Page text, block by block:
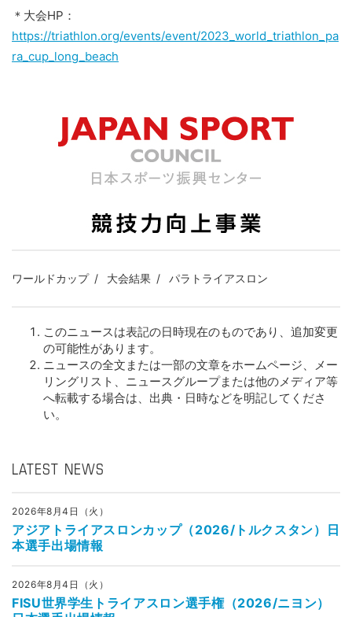
＊大会HP：
https://triathlon.org/events/event/2023_world_triathlon_pa
ra_cup_long_beach
ワールドカップ 大会結果 パラトライアスロン
このニュースは表記の日時現在のものであり、追加変更
の可能性があります。
ニュースの全文または一部の文章をホームページ、メー
リングリスト、ニュースグループまたは他のメディア等
へ転載する場合は、出典・日時などを明記してくださ
い。
LATEST NEWS
2026年8月4日（火）
アジアトライアスロンカップ（2026/トルクスタン）日
本選手出場情報
2026年8月4日（火）
FISU世界学生トライアスロン選手権（2026/ニヨン）